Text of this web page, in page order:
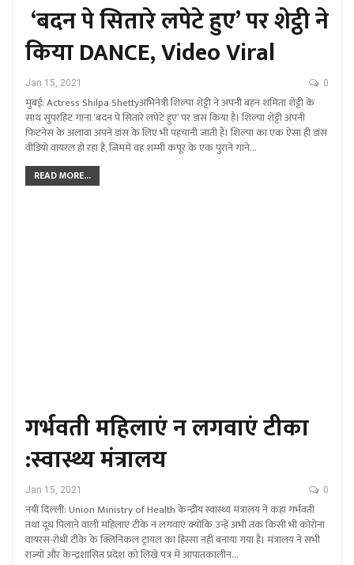
‘बदन पे सितारे लपेटे हुए’ पर शेट्ठी ने
किया DANCE, Video Viral
Jan 15, 2021 0
मुंबई: Actress Shilpa Shettyअभिनेत्री शिल्पा शेट्टी ने अपनी बहन शमिता शेट्टी के
साथ सुपरहिट गाना ‘बदन पे सितारे लपेटे हुए’ पर डांस किया है। शिल्पा शेट्टी अपनी
फिटनेस के अलावा अपने डांस के लिए भी पहचानी जाती हैं। शिल्पा का एक ऐसा ही डांंस
वीडियो वायरल हो रहा है, जिममें वह शम्मी कपूर के एक पुराने गाने…
READ MORE...
गर्भवती महिलाएं न लगवाएं टीका
:स्वास्थ्य मंत्रालय
Jan 15, 2021 0
नयी दिल्ली: Union Ministry of Health केन्द्रीय स्वास्थ्य मंत्रालय ने कहा गर्भवती
तथा दूध पिलाने वाली महिलाएं टीके न लगवाएं क्योंकि उन्हें अभी तक किसी भी कोरोना
वायरस-रोधी टीके के क्लिनिकल ट्रायल का हिस्सा नहीं बनाया गया है। मंत्रालय ने सभी
राज्यों और केन्द्रशासित प्रदेश को लिखे पत्र में आपातकालीन…